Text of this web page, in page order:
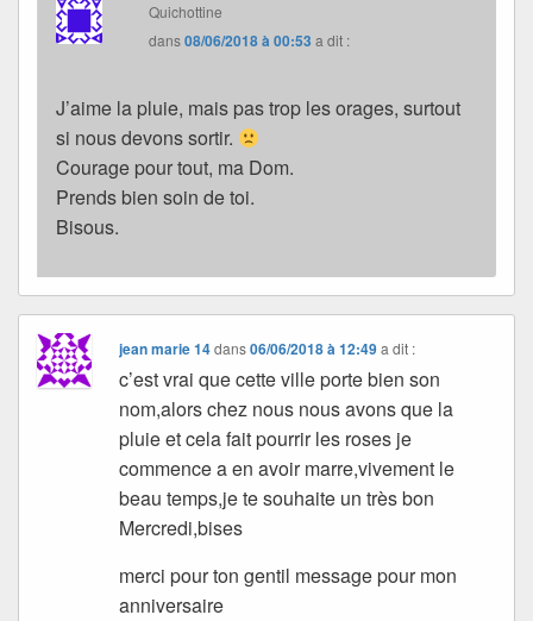
Quichottine
dans08/06/2018 à 00:53 a dit :
J’aime la pluie, mais pas trop les orages, surtout
si nous devons sortir.
Courage pour tout, ma Dom.
Prends bien soin de toi.
Bisous.
jean marie 14dans06/06/2018 à 12:49 a dit :
c’est vrai que cette ville porte bien son
nom,alors chez nous nous avons que la
pluie et cela fait pourrir les roses je
commence a en avoir marre,vivement le
beau temps,je te souhaite un très bon
Mercredi,bises
merci pour ton gentil message pour mon
anniversaire